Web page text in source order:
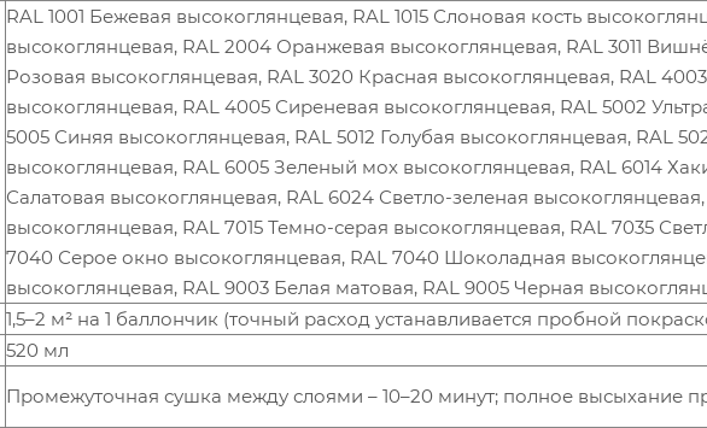
RAL 1001 Бежевая высокоглянцевая, RAL 1015 Слоновая кость
высокоглянцевая, RAL 2004 Оранжевая высокоглянцевая, RAL 3011
Розовая высокоглянцевая, RAL 3020 Красная высокоглянцевая, RAL
высокоглянцевая, RAL 4005 Сиреневая высокоглянцевая, RAL 5002
5005 Синяя высокоглянцевая, RAL 5012 Голубая высокоглянцевая, RAL
высокоглянцевая, RAL 6005 Зеленый мох высокоглянцевая, RAL 6014
Салатовая высокоглянцевая, RAL 6024 Светло-зеленая
высокоглянцевая, RAL 7015 Темно-серая высокоглянцевая, RAL 7035
7040 Серое окно высокоглянцевая, RAL 7040 Шоколадная
высокоглянцевая, RAL 9003 Белая матовая, RAL 9005 Черная
1,5–2 м² на 1 баллончик (точный расход устанавливается пробной
520 мл
Промежуточная сушка между слоями – 10–20 минут; полное высыхание